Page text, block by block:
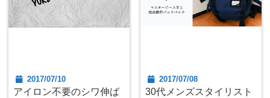
2017/07/10
アイロン不要のシワ伸ば
2017/07/08
30代メンズスタイリスト